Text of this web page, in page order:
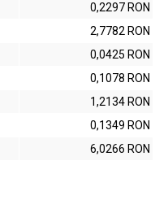
0,2297 RON
2,7782 RON
0,0425 RON
0,1078 RON
1,2134 RON
0,1349 RON
6,0266 RON